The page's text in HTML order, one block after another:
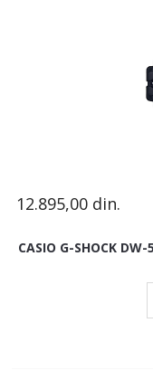
12.895,00 din.
CASIO G-SHOCK DW-